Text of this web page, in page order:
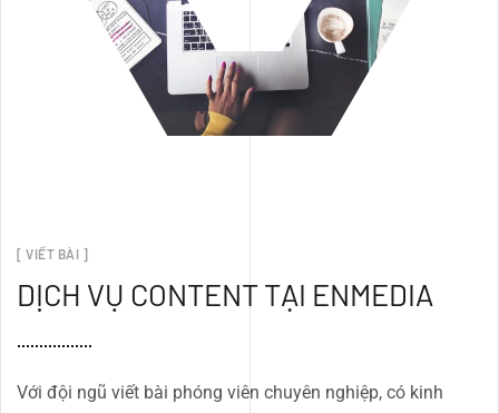
[ VIẾT BÀI ]
DỊCH VỤ CONTENT TẠI ENMEDIA
Với đội ngũ viết bài phóng viên chuyên nghiệp, có kinh